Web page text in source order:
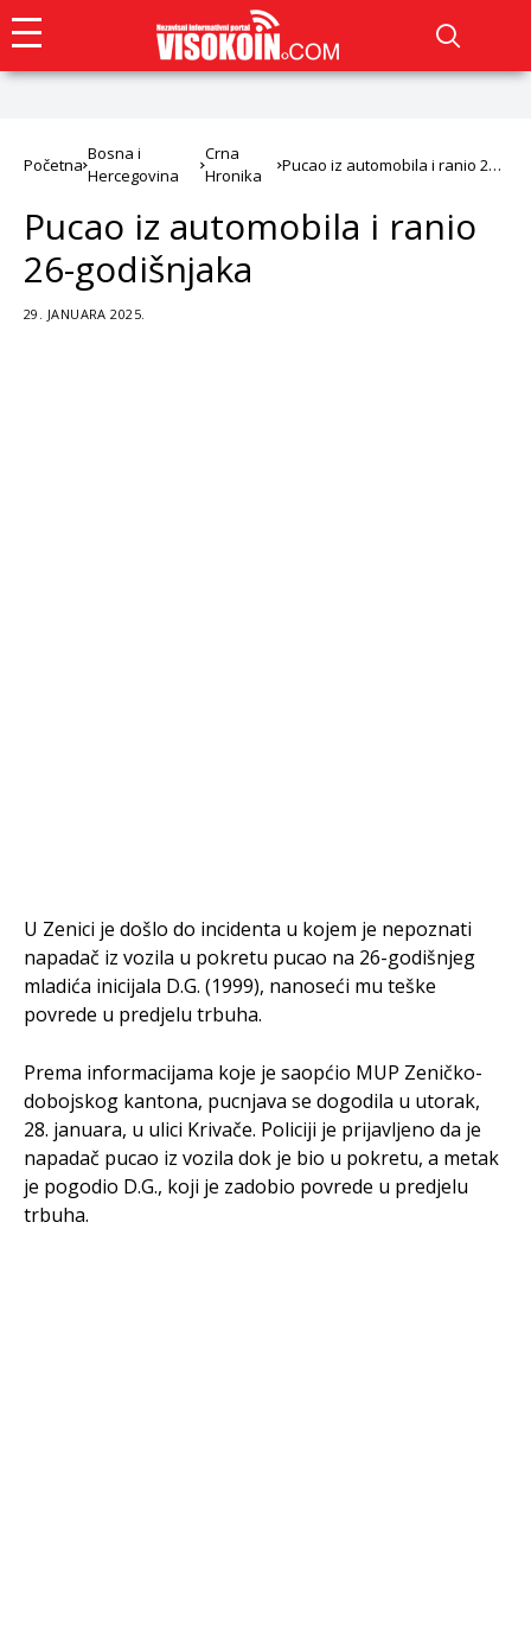
Početna
Bosna i
Hercegovina
Crna
Hronika
Pucao iz automobila i ranio 26-
Pucao iz automobila i ranio
26-godišnjaka
29. JANUARA 2025.
U Zenici je došlo do incidenta u kojem je nepoznati
napadač iz vozila u pokretu pucao na 26-godišnjeg
mladića inicijala D.G. (1999), nanoseći mu teške
povrede u predjelu trbuha.
Prema informacijama koje je saopćio MUP Zeničko-
dobojskog kantona, pucnjava se dogodila u utorak,
28. januara, u ulici Krivače. Policiji je prijavljeno da je
napadač pucao iz vozila dok je bio u pokretu, a metak
je pogodio D.G., koji je zadobio povrede u predjelu
trbuha.